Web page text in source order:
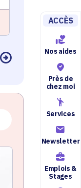
ACCÈS
Nos aides
Près de
chez moi
Services
Newsletter
Emplois &
Stages
En savoir plus